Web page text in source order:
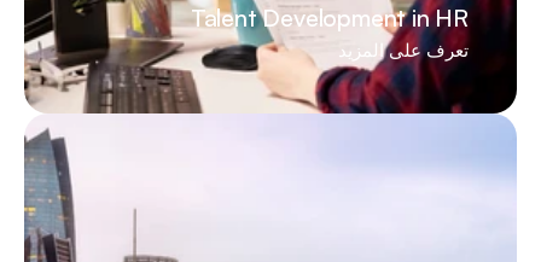
Talent Development in HR
تعرف على المزيد